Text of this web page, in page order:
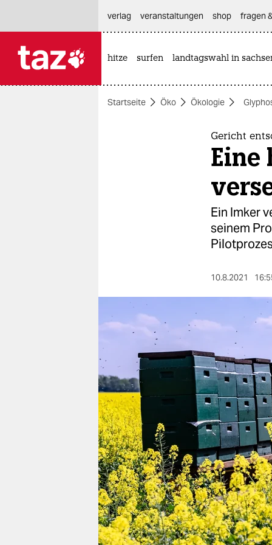
themen
nord
wahrheit
verlag
verlag
veranstaltungen
shop
fragen & hilfe
unterstützen
abo
genossenschaft
verlag
veranstaltungen shop fragen
hitze surfen landtagswahl in
Startseite Öko Ökologie
Gericht
Eine
Ein Imker
seinem
10.8.2021